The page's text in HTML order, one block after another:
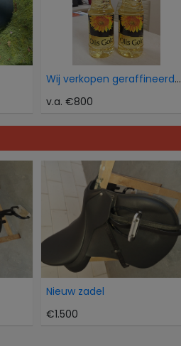
Wij verkopen geraffineerde zonnebloemolie
v.a. €800
Nieuw zadel
€1.500